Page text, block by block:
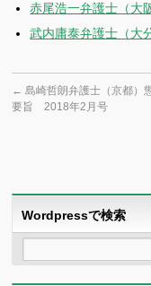
赤尾浩一弁護士（
武内庸泰弁護士（
← 島崎哲朗弁護士（京都）
要旨 2018年2月号
Wordpressで検索